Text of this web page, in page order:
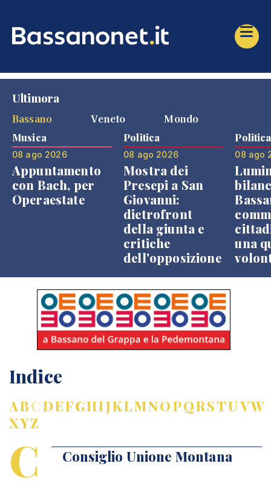
Ultimora
Bassano
Veneto Mondo
Musica
08 ago 2026
Appuntamento
con Bach, per
Operaestate
Politica
08 ago 2026
Mostra dei
Presepi a San
Giovanni:
dietrofront
della giunta e
critiche
dell'opposizione
Politica
08 ago
una
Indice
ABCDEFGHIJKLMNOPQRSTUVW
XYZ
C Consiglio Unione Montana